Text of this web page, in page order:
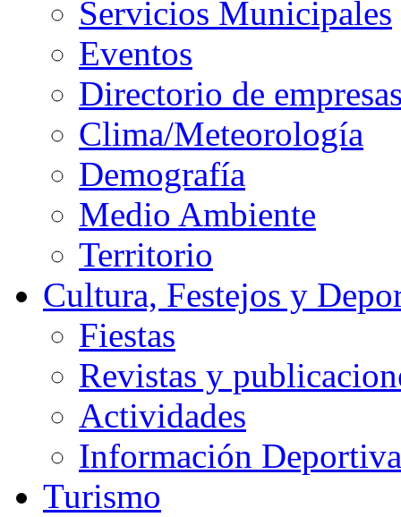
Servicios Municipales
Eventos
Directorio de
Clima/Meteorología
Demografía
Medio Ambiente
Territorio
Cultura, Festejos y
Fiestas
Revistas y
Actividades
Información Deportiva
Turismo